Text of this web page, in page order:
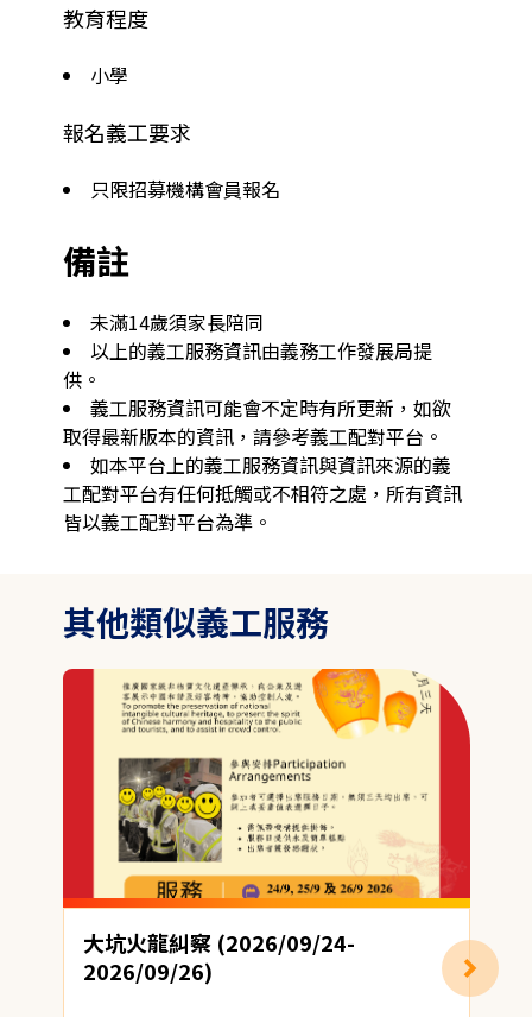
教育程度
小學
報名義工要求
只限招募機構會員報名
備註
未滿14歲須家長陪同
以上的義工服務資訊由義務工作發展局提
供。
義工服務資訊可能會不定時有所更新，如欲
取得最新版本的資訊，請參考義工配對平台。
如本平台上的義工服務資訊與資訊來源的義
工配對平台有任何抵觸或不相符之處，所有資訊
皆以義工配對平台為準。
其他類似義工服務
大坑火龍糾察 (2026/09/24-
2026/09/26)